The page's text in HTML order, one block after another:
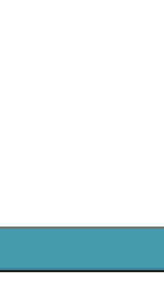
48 x 48 cm